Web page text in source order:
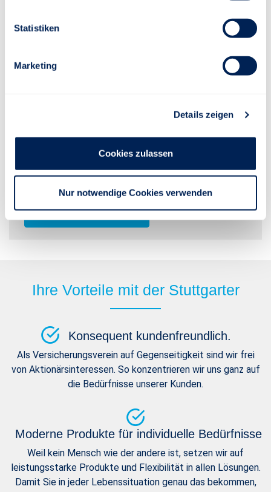
Statistiken
Marketing
Details zeigen
Cookies zulassen
Nur notwendige Cookies verwenden
Das Stuttgarter Kundenportal
wohl. Denn jetzt können Sie auf Ihre Versicherungen
der Stuttgarter jederzeit bequem online zugreifen.
Und das rund um die Uhr.
Ihre Vorteile mit der Stuttgarter
Konsequent kundenfreundlich.
Als Versicherungsverein auf Gegenseitigkeit sind wir frei
von Aktionärsinteressen. So konzentrieren wir uns ganz auf
die Bedürfnisse unserer Kunden.
Moderne Produkte für individuelle Bedürfnisse
Weil kein Mensch wie der andere ist, setzen wir auf
leistungsstarke Produkte und Flexibilität in allen Lösungen.
Damit Sie in jeder Lebenssituation genau das bekommen,